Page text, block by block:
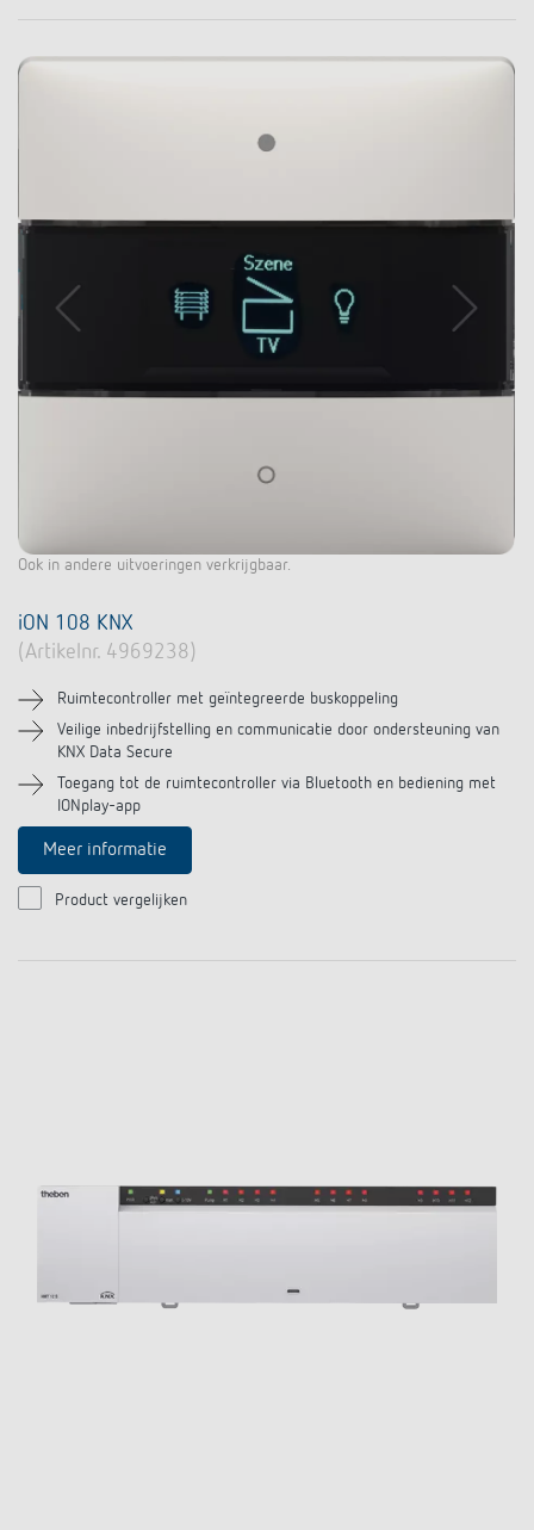
Ook in andere uitvoeringen verkrijgbaar.
iON 108 KNX
(Artikelnr. 4969238)
Ruimtecontroller met geïntegreerde buskoppeling
Veilige inbedrijfstelling en communicatie door ondersteuning van
KNX Data Secure
Toegang tot de ruimtecontroller via Bluetooth en bediening met
IONplay-app
Meer informatie
Product vergelijken